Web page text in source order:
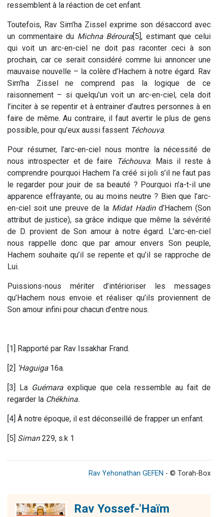
ressemblent à la réaction de cet enfant.
Toutefois, Rav Sim’ha Zissel exprime son désaccord avec
un commentaire du Michna Béroura[5], estimant que celui
qui voit un arc-en-ciel ne doit pas raconter ceci à son
prochain, car ce serait considéré comme lui annoncer une
mauvaise nouvelle – la colère d’Hachem à notre égard. Rav
Sim’ha Zissel ne comprend pas la logique de ce
raisonnement – si quelqu’un voit un arc-en-ciel, cela doit
l’inciter à se repentir et à entrainer d’autres personnes à en
faire de même. Au contraire, il faut avertir le plus de gens
possible, pour qu’eux aussi fassent Téchouva.
Pour résumer, l’arc-en-ciel nous montre la nécessité de
nous introspecter et de faire
Téchouva. Mais il reste à
comprendre pourquoi Hachem l’a créé si joli s’il ne faut pas
le regarder pour jouir de sa beauté ? Pourquoi n’a-t-il une
apparence effrayante, ou au moins neutre ? Bien que l’arc-
en-ciel soit une preuve de la Midat Hadind’Hachem (Son
attribut de justice), sa grâce indique que même la sévérité
de D. provient de Son amour à notre égard. L’arc-en-ciel
nous rappelle donc que par amour envers Son peuple,
Hachem souhaite qu’il se repente et qu’il se rapproche de
Lui.
Puissions-nous mériter d’intérioriser les messages
qu’Hachem nous envoie et réaliser qu’ils proviennent de
Son amour infini pour chacun d’entre nous.
[1] Rapporté par Rav Issakhar Frand.
[2] ’Haguiga 16a.
[3] La Guémaraexplique que cela ressemble au fait de
regarder la Chékhina.
[4] À notre époque, il est déconseillé de frapper un enfant.
[5] Siman229, s.k 1
Rav Yehonathan GEFEN - © Torah-Box
Rav Yossef-'Haïm